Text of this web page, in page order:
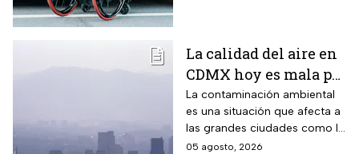
La calidad del aire en
CDMX hoy es mala por
partículas PM10;
¿habrá Doble Hoy No
Circula?
La contaminación ambiental
es una situación que afecta a
las grandes ciudades como la
CDMX y cuando los niveles
05 agosto, 2026